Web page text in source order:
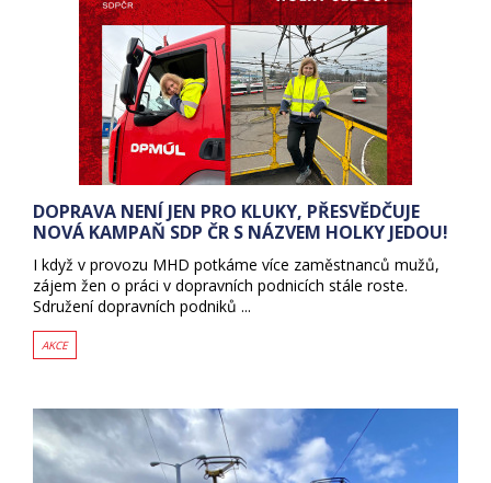
DOPRAVA NENÍ JEN PRO KLUKY, PŘESVĚDČUJE
NOVÁ KAMPAŇ SDP ČR S NÁZVEM HOLKY JEDOU!
I když v provozu MHD potkáme více zaměstnanců mužů,
zájem žen o práci v dopravních podnicích stále roste.
Sdružení dopravních podniků ...
AKCE